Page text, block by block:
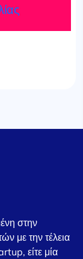
στην
με την τέλεια
είτε μία